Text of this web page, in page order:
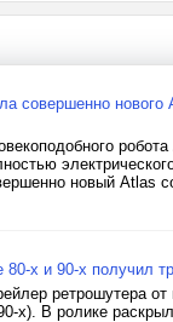
совершенно
новый Atlas
х и 90-х получил
ретрошутера
х). В ролике